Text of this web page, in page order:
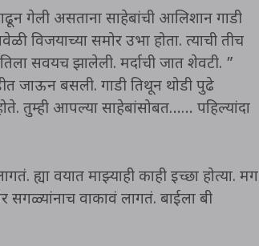
गेली असताना साहेबांची आलिशान गाडी
विजयाच्या समोर उभा होता. त्याची तीच
सवयच झालेली. मर्दाची जात शेवटी. ”
जाऊन बसली. गाडी तिथून थोडी पुढे
तुम्ही आपल्या साहेबांसोबत…… पहिल्यांदा
ह्या वयात माझ्याही काही इच्छा होत्या. मग
वाकावं लागतं. बाईला बी